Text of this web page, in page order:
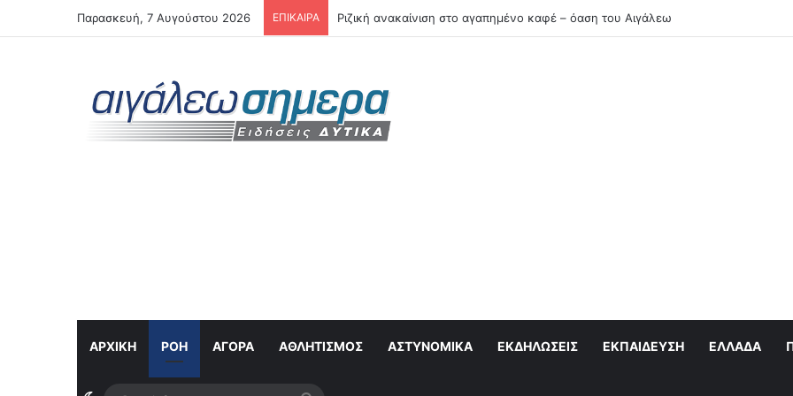
Παρασκευή, 7 Αυγούστου 2026 ΕΠΙΚΑΙΡΑ Ριζική ανακαίνιση στο αγαπημένο καφέ – όαση του Αιγάλεω
ΑΡΧΙΚΗ ΡΟΉ ΑΓΟΡΆ ΑΘΛΗΤΙΣΜΌΣ ΑΣΤΥΝΟΜΙΚΆ ΕΚΔΗΛΏΣΕΙΣ ΕΚΠΑΊΔΕΥΣΗ ΕΛΛΆΔΑ